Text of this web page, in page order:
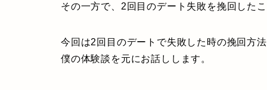
その一方で、2回目のデート失敗を挽回した
今回は2回目のデートで失敗した時の挽回方
僕の体験談を元にお話しします。